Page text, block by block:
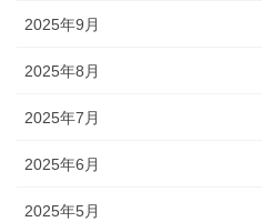
2025年9月
2025年8月
2025年7月
2025年6月
2025年5月